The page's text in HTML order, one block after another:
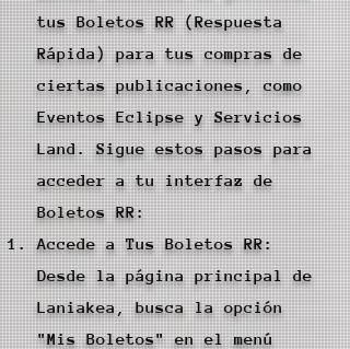
tus Boletos RR (Respuesta
Rápida) para tus compras de
ciertas publicaciones, como
Eventos Eclipse y Servicios
Land. Sigue estos pasos para
acceder a tu interfaz de
Boletos RR:
Accede a Tus Boletos RR:
Desde la página principal de
Laniakea, busca la opción
"Mis Boletos" en el menú